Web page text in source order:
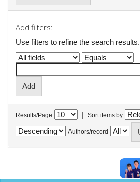
Add filters:
Use filters to refine the search results.
Results/Page | Sort items by
Authors/record